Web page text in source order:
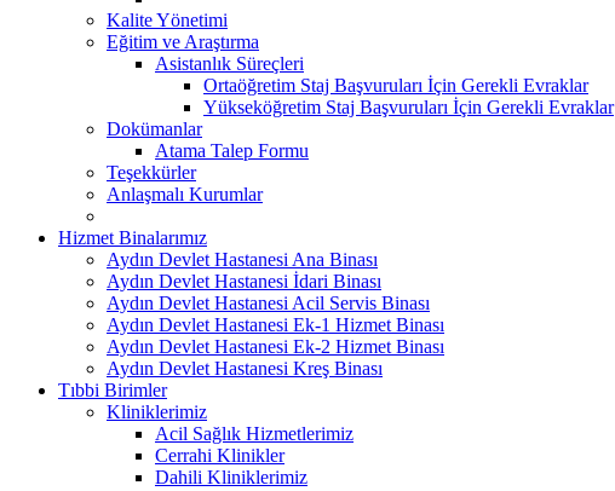
Kalite Yönetimi
Eğitim ve Araştırma
Asistanlık Süreçleri
Ortaöğretim Staj Başvuruları İçin Gerekli Evraklar
Yükseköğretim Staj Başvuruları İçin Gerekli Evraklar
Dokümanlar
Atama Talep Formu
Teşekkürler
Anlaşmalı Kurumlar
Hizmet Binalarımız
Aydın Devlet Hastanesi Ana Binası
Aydın Devlet Hastanesi İdari Binası
Aydın Devlet Hastanesi Acil Servis Binası
Aydın Devlet Hastanesi Ek-1 Hizmet Binası
Aydın Devlet Hastanesi Ek-2 Hizmet Binası
Aydın Devlet Hastanesi Kreş Binası
Tıbbi Birimler
Kliniklerimiz
Acil Sağlık Hizmetlerimiz
Cerrahi Klinikler
Dahili Kliniklerimiz